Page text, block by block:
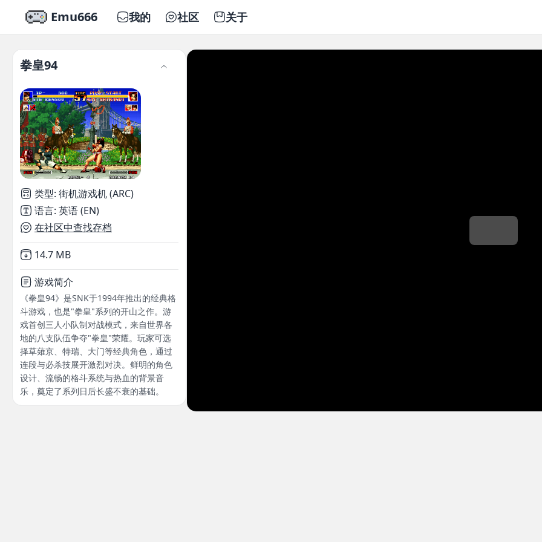
Emu666 我的 社区 关于
拳皇94
类型: 街机游戏机 (ARC)
语言: 英语 (EN)
在社区中查找存档
Not downloaded
14.7 MB
游戏简介
《拳皇94》是SNK于1994年推出的经典格
斗游戏，也是"拳皇"系列的开山之作。游
戏首创三人小队制对战模式，来自世界各
地的八支队伍争夺"拳皇"荣耀。玩家可选
择草薙京、特瑞、大门等经典角色，通过
连段与必杀技展开激烈对决。鲜明的角色
设计、流畅的格斗系统与热血的背景音
乐，奠定了系列日后长盛不衰的基础。